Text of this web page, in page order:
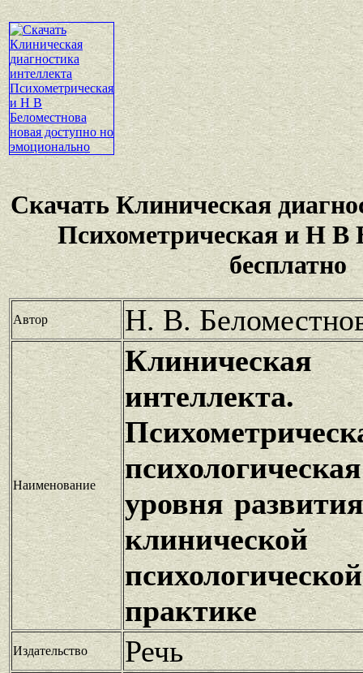
Скачать Клиническая
Психометрическая и Н В
бесплатно
Автор Н. В.
Наименование
Клиническая
интеллекта.
уровня
практике
Издательство Речь